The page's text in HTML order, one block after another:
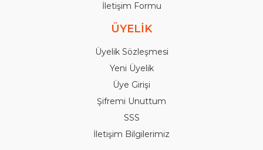
İletişim Formu
ÜYELİK
Üyelik Sözleşmesi
Yeni Üyelik
Üye Girişi
Şifremi Unuttum
SSS
İletişim Bilgilerimiz